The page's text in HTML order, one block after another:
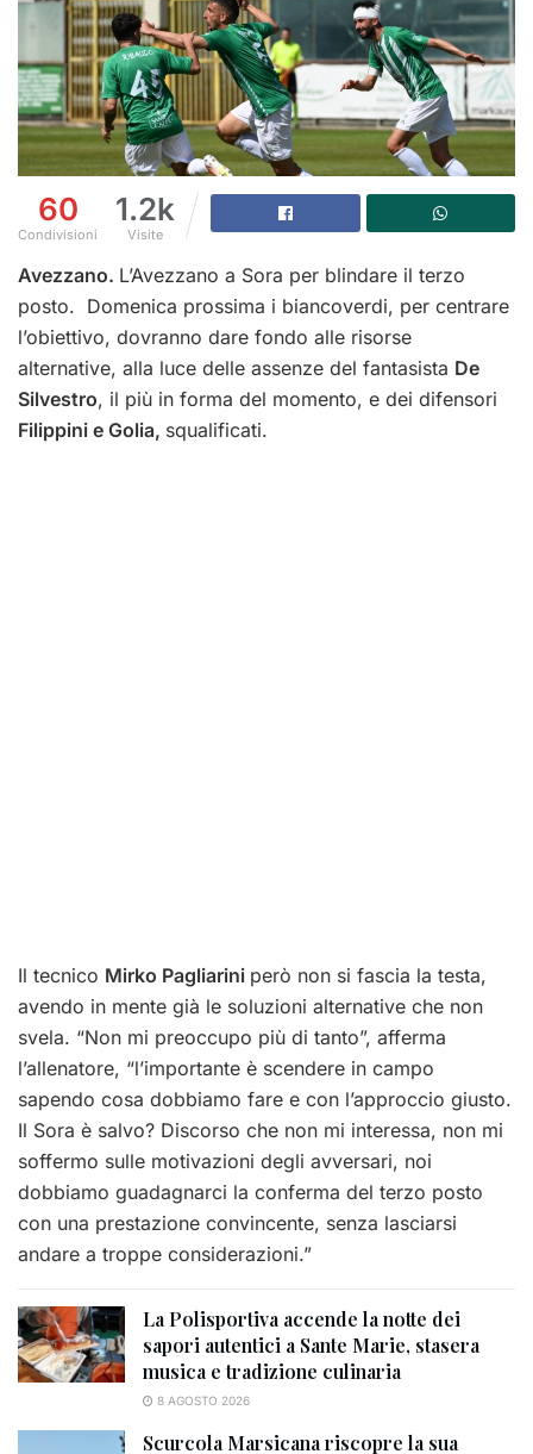
60
Condivisioni
1.2k
Visite
Avezzano. L’Avezzano a Sora per blindare il terzo
posto. Domenica prossima i biancoverdi, per centrare
l’obiettivo, dovranno dare fondo alle risorse
alternative, alla luce delle assenze del fantasista De
Silvestro, il più in forma del momento, e dei difensori
Filippini e Golia, squalificati.
Il tecnico Mirko Pagliarini però non si fascia la testa,
avendo in mente già le soluzioni alternative che non
svela. “Non mi preoccupo più di tanto”, afferma
l’allenatore, “l’importante è scendere in campo
sapendo cosa dobbiamo fare e con l’approccio giusto.
Il Sora è salvo? Discorso che non mi interessa, non mi
soffermo sulle motivazioni degli avversari, noi
dobbiamo guadagnarci la conferma del terzo posto
con una prestazione convincente, senza lasciarsi
andare a troppe considerazioni.”
La Polisportiva accende la notte dei
sapori autentici a Sante Marie, stasera
musica e tradizione culinaria
8 AGOSTO 2026
Scurcola Marsicana riscopre la sua